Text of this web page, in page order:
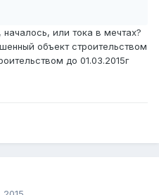
или тока в мечтах?
объект строительством
до 01.03.2015г